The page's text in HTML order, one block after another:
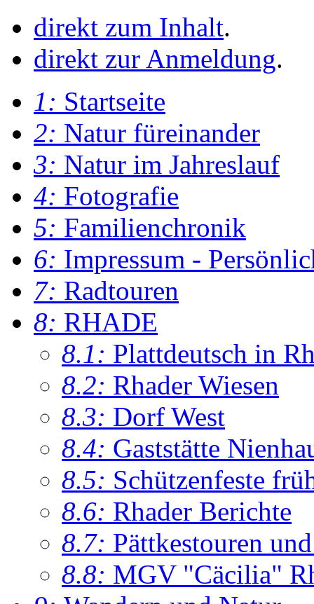
direkt zum Inhalt.
direkt zur Anmeldung.
1: Startseite
2: Natur füreinander
3: Natur im Jahreslauf
4: Fotografie
5: Familienchronik
6: Impressum -
7: Radtouren
8: RHADE
8.1: Plattdeutsch in
8.2: Rhader Wiesen
8.3: Dorf West
8.4: Gaststätte
8.5: Schützenfeste
8.6: Rhader Berichte
8.7: Pättkestouren
8.8: MGV "Cäcilia"